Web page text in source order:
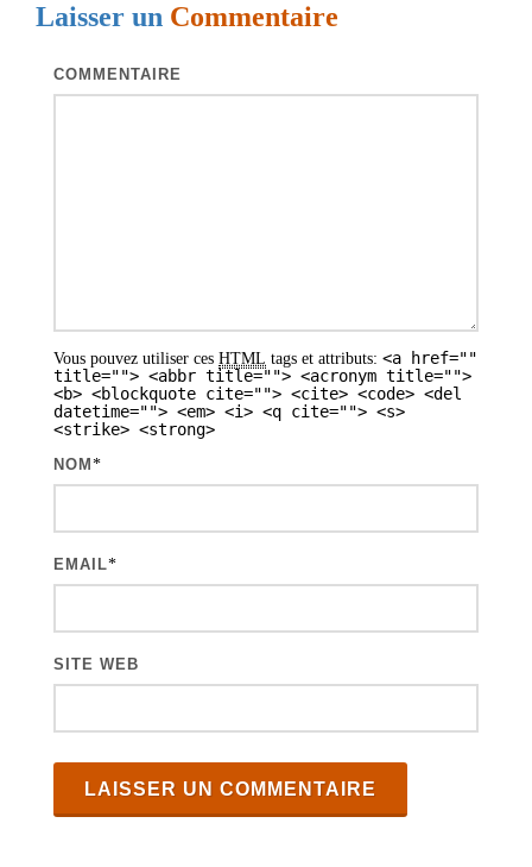
a
Laisser un Commentaire
COMMENTAIRE
Vous pouvez utiliser ces HTML tags et attributs: <a href=""
title=""> <abbr title=""> <acronym title="">
<b> <blockquote cite=""> <cite> <code> <del
datetime=""> <em> <i> <q cite=""> <s>
<strike> <strong>
NOM *
EMAIL*
SITE WEB